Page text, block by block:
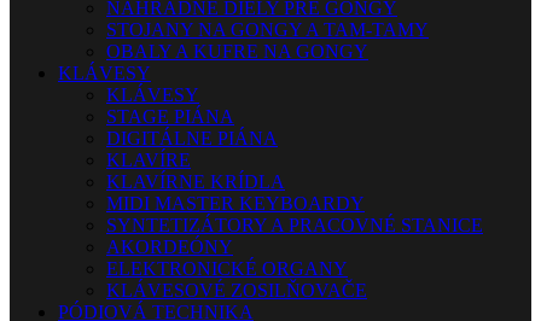
NÁHRADNÉ DIELY PRE GONGY
STOJANY NA GONGY A TAM-TAMY
OBALY A KUFRE NA GONGY
KLÁVESY
KLÁVESY
STAGE PIÁNA
DIGITÁLNE PIÁNA
KLAVÍRE
KLAVÍRNE KRÍDLA
MIDI MASTER KEYBOARDY
SYNTETIZÁTORY A PRACOVNÉ STANICE
AKORDEÓNY
ELEKTRONICKÉ ORGANY
KLÁVESOVÉ ZOSILŇOVAČE
PÓDIOVÁ TECHNIKA